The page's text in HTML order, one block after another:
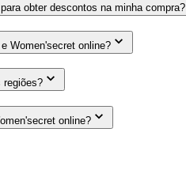
obter descontos na minha compra?
Women'secret online?
regiões?
online?